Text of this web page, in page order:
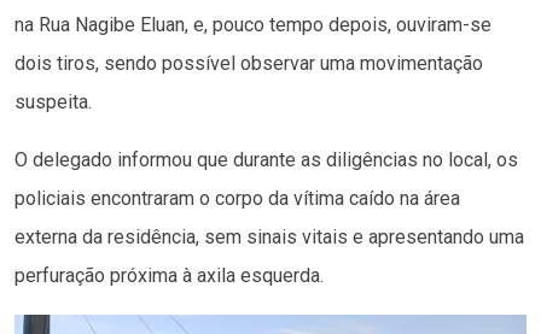
na Rua Nagibe Eluan, e, pouco tempo depois, ouviram-se
dois tiros, sendo possível observar uma movimentação
suspeita.
O delegado informou que durante as diligências no local, os
policiais encontraram o corpo da vítima caído na área
externa da residência, sem sinais vitais e apresentando uma
perfuração próxima à axila esquerda.